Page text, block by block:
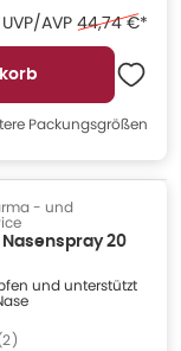
UVP/AVP Ehemaliger
44,74 €*
Packungsgrößen
- und
Nasenspray 20
und unterstützt
2)